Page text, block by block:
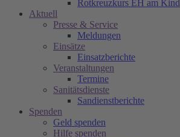
Rotkreuzkurs EH am Kind
Aktuell
Presse & Service
Meldungen
Einsätze
Einsatzberichte
Veranstaltungen
Termine
Sanitätsdienste
Sandienstberichte
Spenden
Geld spenden
Hilfe spenden